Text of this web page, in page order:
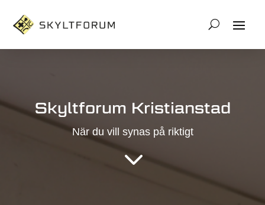
Skyltforum Kristianstad
När du vill synas på riktigt
3